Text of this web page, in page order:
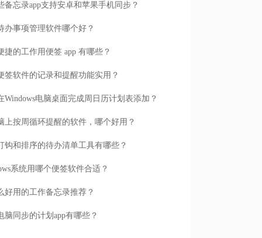
备忘录app支持安卓和苹果手机同步？
办事项管理软件哪个好？
捷的工作用便签 app 有哪些？
签软件的记录和提醒功能实用？
Windows电脑桌面完成周日历计划表添加？
上按周循环提醒的软件，哪个好用？
钩和排序的待办清单工具有哪些？
系统用哪个便签软件合适？
好用的工作备忘录推荐？
脑同步的计划app有哪些？